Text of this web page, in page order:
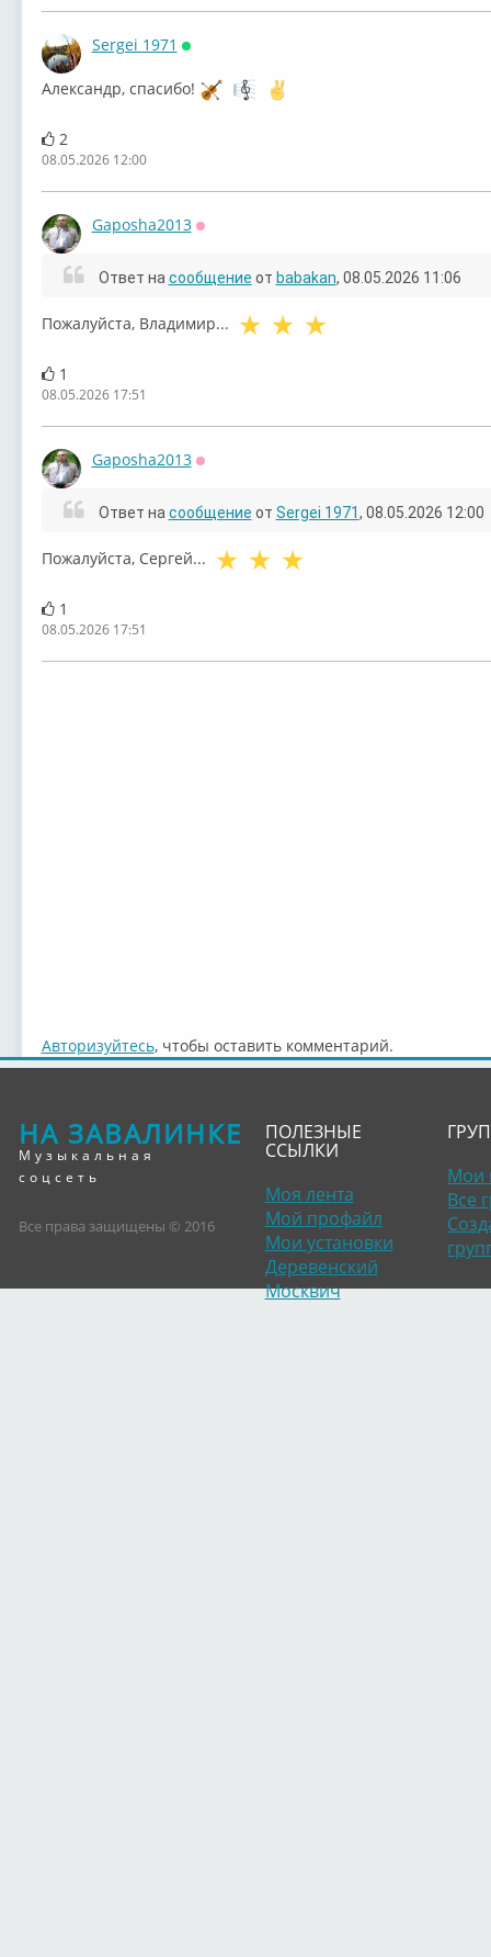
"Победа. Одна «Горит свечи
Sergei 1971
Александр, спасибо!
2
08.05.2026 12:00
Gaposha2013
Ответ на сообщение от babakan, 08.05.2026 11:06
Пожалуйста, Владимир...
1
08.05.2026 17:51
Gaposha2013
Ответ на сообщение от Sergei 1971, 08.05.2026 12:00
⁣Пожалуйста, Сергей...
1
08.05.2026 17:51
Авторизуйтесь, чтобы оставить комментарий.
НА ЗАВАЛИНКЕ
Музыкальная
соцсеть
Все права защищены © 2016
ПОЛЕЗНЫЕ
ССЫЛКИ
Моя лента
Мой профайл
Мои установки
Деревенский
Москвич
Мои
Все